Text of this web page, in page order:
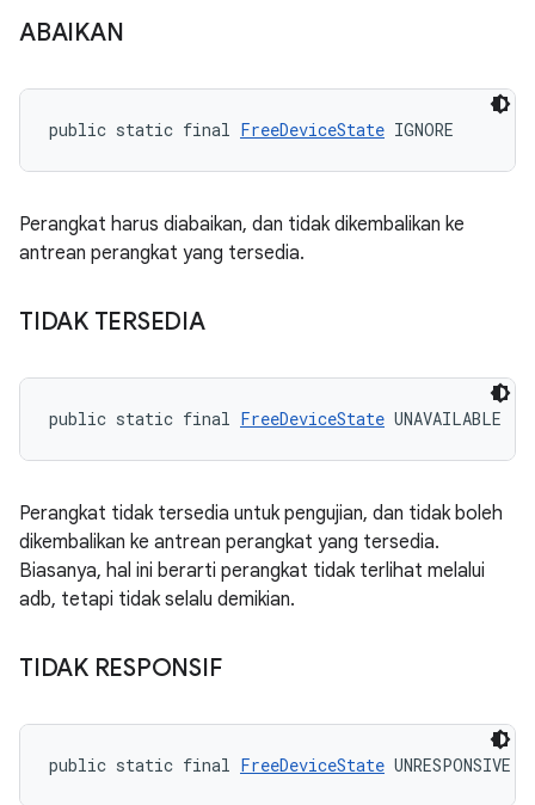
ABAIKAN
public static final FreeDeviceState IGNORE
Perangkat harus diabaikan, dan tidak dikembalikan ke
antrean perangkat yang tersedia.
TIDAK TERSEDIA
public static final FreeDeviceState UNAVAILABLE
Perangkat tidak tersedia untuk pengujian, dan tidak boleh
dikembalikan ke antrean perangkat yang tersedia.
Biasanya, hal ini berarti perangkat tidak terlihat melalui
adb, tetapi tidak selalu demikian.
TIDAK RESPONSIF
public static final FreeDeviceState UNRESPONSIVE